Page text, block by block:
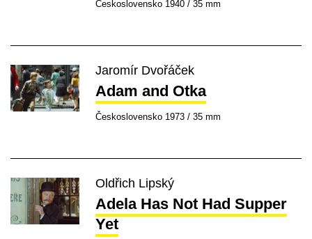
Československo 1940 / 35 mm
Jaromír Dvořáček
Adam and Otka
Československo 1973 / 35 mm
Oldřich Lipský
Adela Has Not Had Supper
Yet